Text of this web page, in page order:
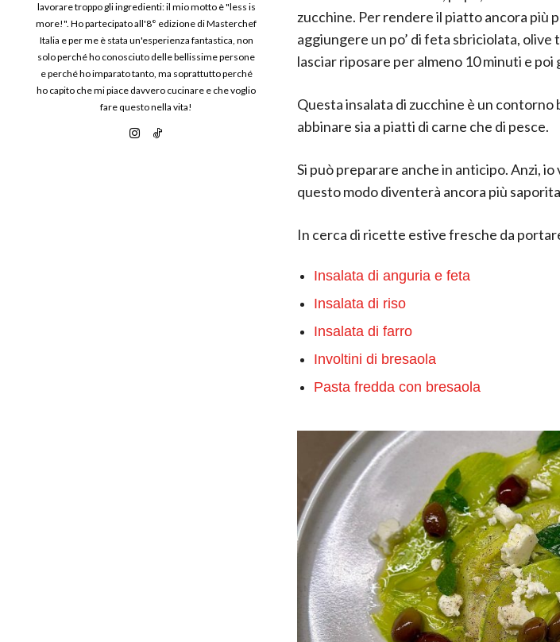
lavorare troppo gli ingredienti: il mio motto è "less is
more!". Ho partecipato all'8° edizione di Masterchef
Italia e per me è stata un'esperienza fantastica, non
solo perché ho conosciuto delle bellissime persone
e perché ho imparato tanto, ma soprattutto perché
ho capito che mi piace davvero cucinare e che voglio
fare questo nella vita!
zucchine. Per rendere il piatto ancora più
aggiungere un po’ di feta sbriciolata,
lasciar riposare per almeno 10 minuti e poi
Questa insalata di zucchine è un
abbinare sia a piatti di carne che di pesce.
Si può preparare anche in anticipo. Anzi,
questo modo diventerà ancora più
In cerca di ricette estive fresche da
Insalata di anguria e feta
Insalata di riso
Insalata di farro
Involtini di bresaola
Pasta fredda con bresaola